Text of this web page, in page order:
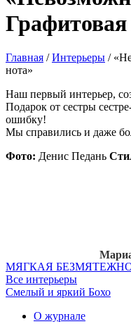
Графитовая
Главная /Интерьеры /
нота»
Наш первый интерьер,
Подарок от сестры
ошибку!
Мы справились и даже
Фото: Денис Педань
МЯГКАЯ
Все интерьеры
Смелый и яркий Бохо
О журнале